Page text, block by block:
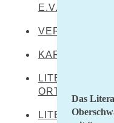
E.V.
KARTE
LITERARISCHE
ORTE
Leibertingen-
LITERATEN
Das